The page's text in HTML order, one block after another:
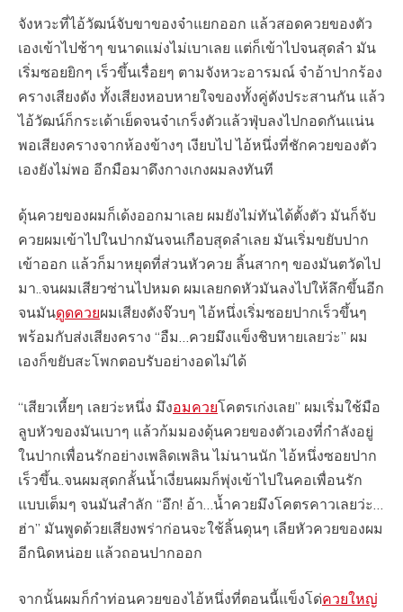
จังหวะที่ไอ้วัฒน์จับขาของจ๋าแยกออก แล้วสอดควยของตัว
เองเข้าไปช้าๆ ขนาดแม่งไม่เบาเลย แต่ก็เข้าไปจนสุดลำ มัน
เริ่มซอยยิกๆ เร็วขึ้นเรื่อยๆ ตามจังหวะอารมณ์ จ๋าอ้าปากร้อง
ครางเสียงดัง ทั้งเสียงหอบหายใจของทั้งคู่ดังประสานกัน แล้ว
ไอ้วัฒน์ก็กระเด้าเย็ดจนจ๋าเกร็งตัวแล้วฟุ่บลงไปกอดกันแน่น
พอเสียงครางจากห้องข้างๆ เงียบไป ไอ้หนึ่งที่ชักควยของตัว
เองยังไม่พอ อีกมือมาดึงกางเกงผมลงทันที
ดุ้นควยของผมก็เด้งออกมาเลย ผมยังไม่ทันได้ตั้งตัว มันก็จับ
ควยผมเข้าไปในปากมันจนเกือบสุดลำเลย มันเริ่มขยับปาก
เข้าออก แล้วก็มาหยุดที่ส่วนหัวควย ลิ้นสากๆ ของมันตวัดไป
มา..จนผมเสียวซ่านไปหมด ผมเลยกดหัวมันลงไปให้ลึกขึ้นอีก
จนมันดูดควยผมเสียงดังจ๊วบๆ ไอ้หนึ่งเริ่มซอยปากเร็วขึ้นๆ
พร้อมกับส่งเสียงคราง “อืม…ควยมึงแข็งชิบหายเลยว่ะ” ผม
เองก็ขยับสะโพกตอบรับอย่างอดไม่ได้
“เสียวเหี้ยๆ เลยว่ะหนึ่ง มึงอมควยโคตรเก่งเลย” ผมเริ่มใช้มือ
ลูบหัวของมันเบาๆ แล้วก้มมองดุ้นควยของตัวเองที่กำลังอยู่
ในปากเพื่อนรักอย่างเพลิดเพลิน ไม่นานนัก ไอ้หนึ่งซอยปาก
เร็วขึ้น..จนผมสุดกลั้นน้ำเงี่ยนผมก็พุ่งเข้าไปในคอเพื่อนรัก
แบบเต็มๆ จนมันสำลัก “อึก! อ้า…น้ำควยมึงโคตรคาวเลยว่ะ…
ฮ่า” มันพูดด้วยเสียงพร่าก่อนจะใช้ลิ้นดุนๆ เลียหัวควยของผม
อีกนิดหน่อย แล้วถอนปากออก
จากนั้นผมก็กำท่อนควยของไอ้หนึ่งที่ตอนนี้แข็งโด่ควยใหญ่